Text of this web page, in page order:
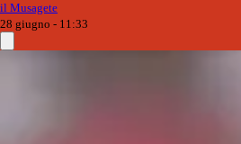
il Musagete
28 giugno - 11:33